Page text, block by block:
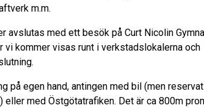
m.m.
avslutas med ett besök på Curt Nicolin
vi kommer visas runt i verkstadslokalerna och
på egen hand, antingen med bil (men
eller med Östgötatrafiken. Det är ca 800m